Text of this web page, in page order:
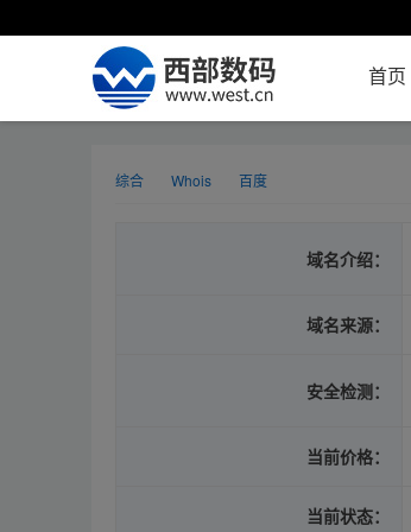
首页
综合 Whois 百度
域名介绍：
域名来源：
安全检测：
当前价格：
当前状态：